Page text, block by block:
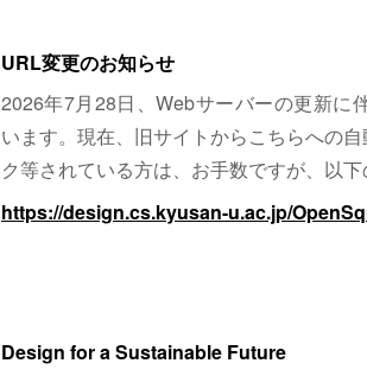
URL変更のお知らせ
2026年7月28日、Webサーバーの更新に
います。現在、旧サイトからこちらへの
ク等されている方は、お手数ですが、以
https://design.cs.kyusan-u.ac.jp/
Design for a Sustainable Future